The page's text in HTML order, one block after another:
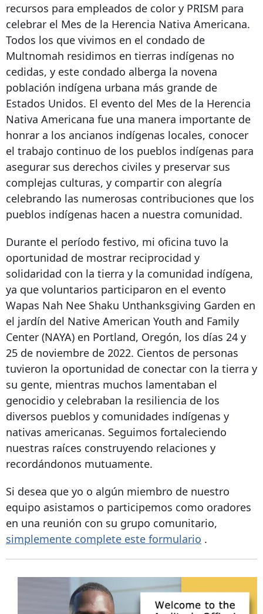
recursos para empleados de color y PRISM para
celebrar el Mes de la Herencia Nativa Americana.
Todos los que vivimos en el condado de
Multnomah residimos en tierras indígenas no
cedidas, y este condado alberga la novena
población indígena urbana más grande de
Estados Unidos. El evento del Mes de la Herencia
Nativa Americana fue una manera importante de
honrar a los ancianos indígenas locales, conocer
el trabajo continuo de los pueblos indígenas para
asegurar sus derechos civiles y preservar sus
complejas culturas, y compartir con alegría
celebrando las numerosas contribuciones que los
pueblos indígenas hacen a nuestra comunidad.
Durante el período festivo, mi oficina tuvo la
oportunidad de mostrar reciprocidad y
solidaridad con la tierra y la comunidad indígena,
ya que voluntarios participaron en el evento
Wapas Nah Nee Shaku Unthanksgiving Garden en
el jardín del Native American Youth and Family
Center (NAYA) en Portland, Oregón, los días 24 y
25 de noviembre de 2022. Cientos de personas
tuvieron la oportunidad de conectar con la tierra y
su gente, mientras muchos lamentaban el
genocidio y celebraban la resiliencia de los
diversos pueblos y comunidades indígenas y
nativas americanas. Seguimos fortaleciendo
nuestras raíces construyendo relaciones y
recordándonos mutuamente.
Si desea que yo o algún miembro de nuestro
equipo asistamos o participemos como oradores
en una reunión con su grupo comunitario,
simplemente complete este formulario .